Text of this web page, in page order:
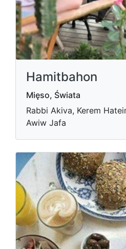
Hamitbahon
Mięso, Świata
Rabbi Akiva, Kerem
Awiw Jafa